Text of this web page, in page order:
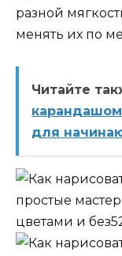
разной
менять их по
Читайте
карандашом
для